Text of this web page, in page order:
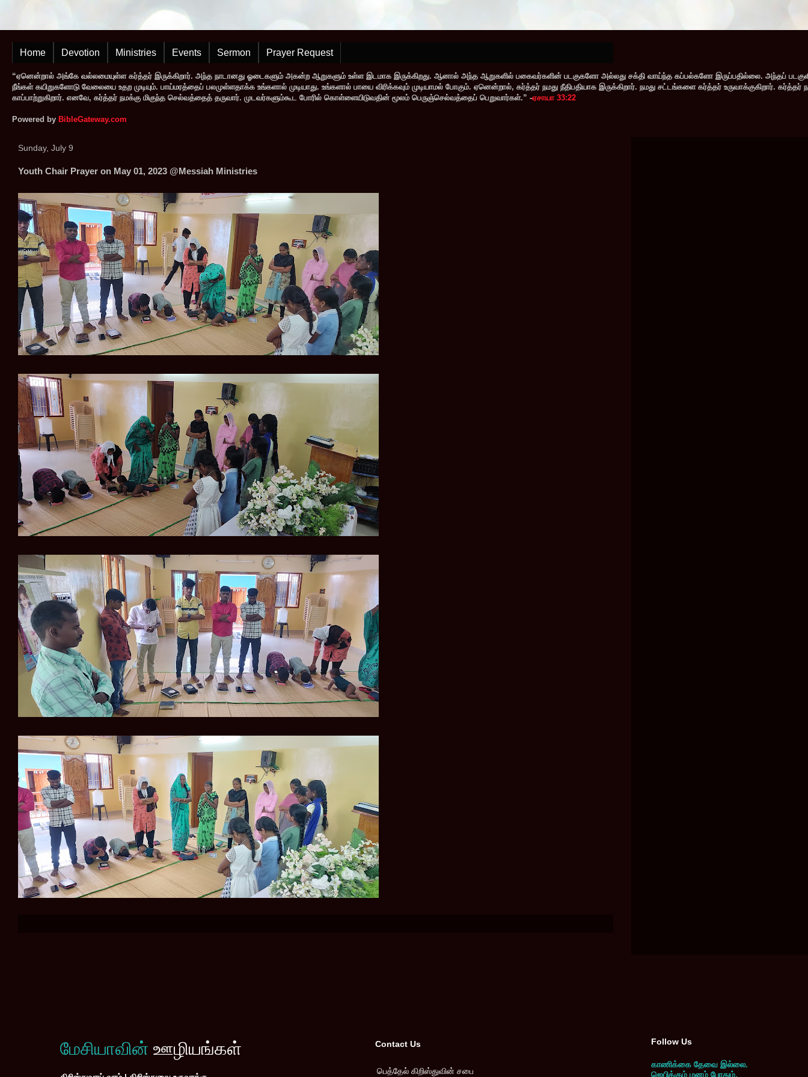
Home Devotion Ministries Events Sermon Prayer Request
“ஏனென்றால் அங்கே வல்லமையுள்ள கர்த்தர் இருக்கிறார். அந்த நாடானது ஓடைகளும் அகன்ற ஆறுகளும் உள்ள இடமாக இருக்கிறது. ஆனால் அந்த ஆறுகளில் பகைவர்களின் படகுகளோ அல்லது சக்தி வாய்ந்த கப்பல்களோ இருப்பதில்லை. அந்தப்
நீங்கள் கயிறுகளோடு வேலையை உதற முடியும். பாய்மரத்தைப் பலமுள்ளதாக்க உங்களால் முடியாது. உங்களால் பாயை விரிக்கவும் முடியாமல் போகும். ஏனென்றால், கர்த்தர் நமது நீதிபதியாக இருக்கிறார். நமது சட்டங்களை கர்த்தர் உருவாக்குகிறார்.
காப்பாற்றுகிறார். எனவே, கர்த்தர் நமக்கு மிகுந்த செல்வத்தைத் தருவார். முடவர்களும்கூட போரில் கொள்ளையிடுவதின் மூலம் பெருஞ்செல்வத்தைப் பெறுவார்கள்.” -ஏசாயா 33:22
Powered by BibleGateway.com
Sunday, July 9
Youth Chair Prayer on May 01, 2023 @Messiah Ministries
மேசியாவின் ஊழியங்கள் Contact Us
பெத்தேல் கிறிஸ்துவின் சபை
Follow Us
காணிக்கை தேவை இல்லை.
ஜெபிக்கும் மனம் போதும்.